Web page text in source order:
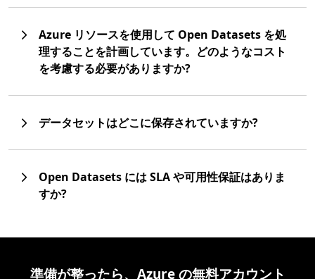
Azure リソースを使用して Open Datasets を処
理することを計画しています。どのようなコスト
を考慮する必要がありますか?
データセットはどこに保存されていますか?
Open Datasets には SLA や可用性保証はありま
すか?
準備が整ったら、Azure の無料アカウント